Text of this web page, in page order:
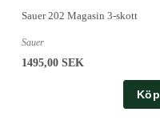
Sauer 202 Magasin 3-skott
Sauer
1495,00 SEK
Köp